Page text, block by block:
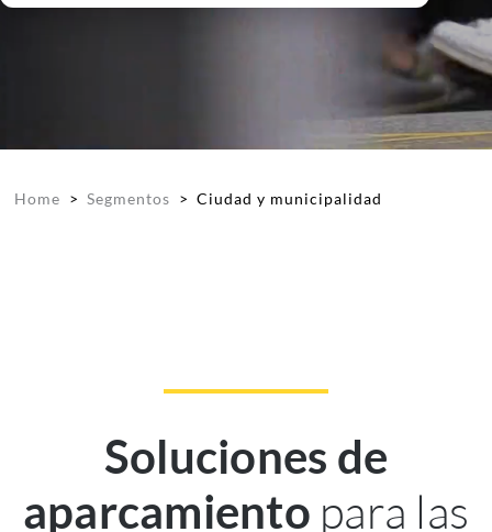
Home > Segmentos > Ciudad y municipalidad
Soluciones de
aparcamiento para las